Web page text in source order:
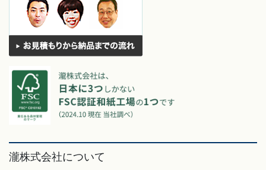
瀧株式会社について